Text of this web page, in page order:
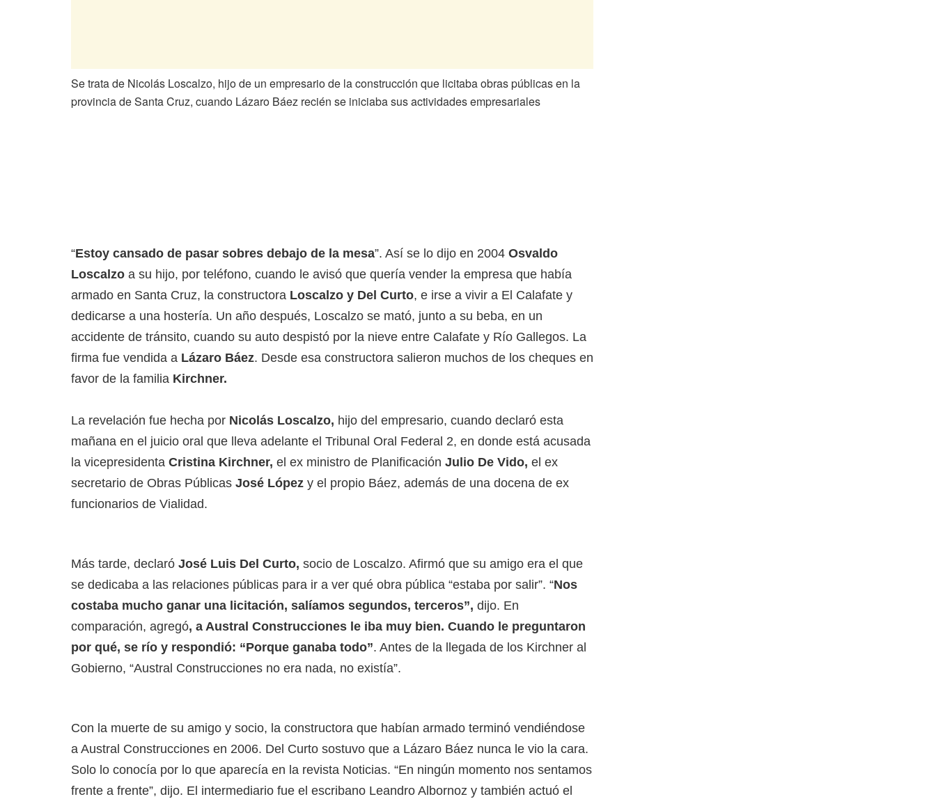
Se trata de Nicolás Loscalzo, hijo de un empresario de la construcción que licitaba obras públicas en la
provincia de Santa Cruz, cuando Lázaro Báez recién se iniciaba sus actividades empresariales
“Estoy cansado de pasar sobres debajo de la mesa”. Así se lo dijo en 2004 Osvaldo
Loscalzo a su hijo, por teléfono, cuando le avisó que quería vender la empresa que había
armado en Santa Cruz, la constructora Loscalzo y Del Curto, e irse a vivir a El Calafate y
dedicarse a una hostería. Un año después, Loscalzo se mató, junto a su beba, en un
accidente de tránsito, cuando su auto despistó por la nieve entre Calafate y Río Gallegos. La
firma fue vendida a Lázaro Báez. Desde esa constructora salieron muchos de los cheques en
favor de la familia Kirchner.
La revelación fue hecha por Nicolás Loscalzo, hijo del empresario, cuando declaró esta
mañana en el juicio oral que lleva adelante el Tribunal Oral Federal 2, en donde está acusada
la vicepresidenta Cristina Kirchner, el ex ministro de Planificación Julio De Vido, el ex
secretario de Obras Públicas José López y el propio Báez, además de una docena de ex
funcionarios de Vialidad.
Más tarde, declaró José Luis Del Curto, socio de Loscalzo. Afirmó que su amigo era el que
se dedicaba a las relaciones públicas para ir a ver qué obra pública “estaba por salir”. “Nos
costaba mucho ganar una licitación, salíamos segundos, terceros”, dijo. En
comparación, agregó, a Austral Construcciones le iba muy bien. Cuando le preguntaron
por qué, se río y respondió: “Porque ganaba todo”. Antes de la llegada de los Kirchner al
Gobierno, “Austral Construcciones no era nada, no existía”.
Con la muerte de su amigo y socio, la constructora que habían armado terminó vendiéndose
a Austral Construcciones en 2006. Del Curto sostuvo que a Lázaro Báez nunca le vio la cara.
Solo lo conocía por lo que aparecía en la revista Noticias. “En ningún momento nos sentamos
frente a frente”, dijo. El intermediario fue el escribano Leandro Albornoz y también actuó el